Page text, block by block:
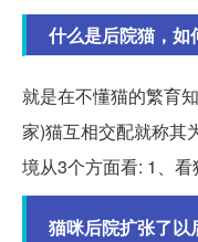
什么是后院猫，如
就是在不懂猫的繁育
家)猫互相交配就称其
境从3个方面看: 1、
猫咪后院扩张了以